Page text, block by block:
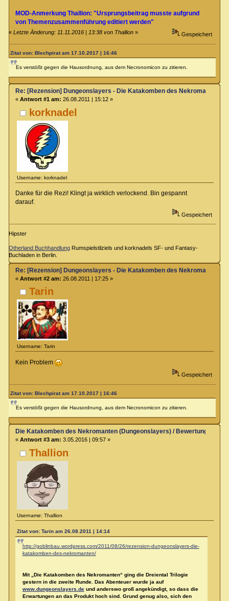
MOD-Anmerkung Thallion: "Ursprungsbeitrag musste aufgrund
von Themenzusammenführung editiert werden"
«Letzte Änderung: 11.11.2016 | 13:38 von Thallion » Gespeichert
Zitat von: Blechpirat am 17.10.2017 | 16:46
Es verstößt gegen die Hausordnung, aus dem Necronomicon zu zitieren.
korknadel
Username: korknadel
Re: [Rezension] Dungeonslayers - Die Katakomben des Nekromanten
« Antwort #1 am: 26.08.2011 | 15:12 »
Danke für die Rezi! Klingt ja wirklich verlockend. Bin gespannt
darauf.
Gespeichert
Hipster
Otherland Buchhandlung Rumspielstilziels und korknadels SF- und Fantasy-
Buchladen in Berlin.
Tarin
Username: Tarin
Re: [Rezension] Dungeonslayers - Die Katakomben des Nekromanten
« Antwort #2 am: 26.08.2011 | 17:25 »
Kein Problem
Gespeichert
Zitat von: Blechpirat am 17.10.2017 | 16:46
Es verstößt gegen die Hausordnung, aus dem Necronomicon zu zitieren.
Thallion
Username: Thallion
Die Katakomben des Nekromanten (Dungeonslayers) / Bewertung &
« Antwort #3 am: 3.05.2016 | 09:57 »
Zitat von: Tarin am 26.08.2011 | 14:14
http://goblinbau.wordpress.com/2011/08/26/rezension-dungeonslayers-die-
katakomben-des-nekromanten/
Mit „Die Katakomben des Nekromanten“ ging die Dreiental Trilogie
gestern in die zweite Runde. Das Abenteuer wurde ja auf
www.dungeonslayers.deund anderswo groß angekündigt, so dass die
Erwartungen an das Produkt hoch sind. Grund genug also, sich den